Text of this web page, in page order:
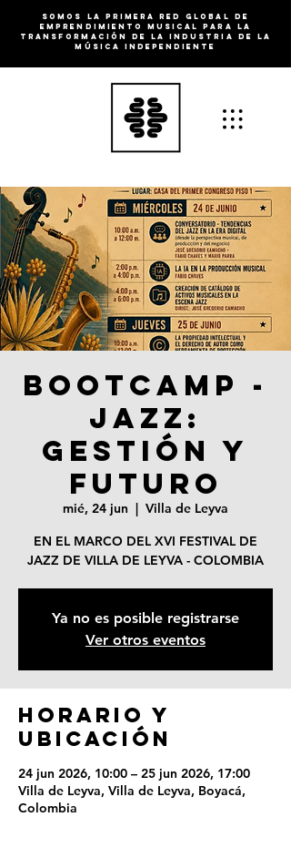
SOMOS la primera RED GLOBAL DE
EMPRENDIMIENTO MUSICAL PARA LA
TRANSFORMACIÓN DE LA INDUSTRIA DE LA
MÚSICA INDEPENDIENTE
BOOTCAMP -
JAZZ:
GESTIÓN Y
FUTURO
mié, 24 jun
  |
Villa de Leyva
EN EL MARCO DEL XVI FESTIVAL DE
JAZZ DE VILLA DE LEYVA - COLOMBIA
Ya no es posible registrarse
Ver otros eventos
Horario y
ubicación
24 jun 2026, 10:00 – 25 jun 2026, 17:00
Villa de Leyva, Villa de Leyva, Boyacá,
Colombia